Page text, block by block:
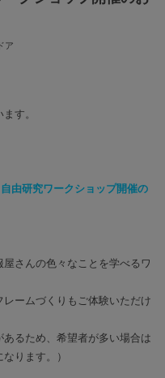
ア
す。
由研究ワークショップ開催の
さんの色々なことを学べるワ
ームづくりもご体験いただけ
るため、 希望者が多い場合は
ります。）